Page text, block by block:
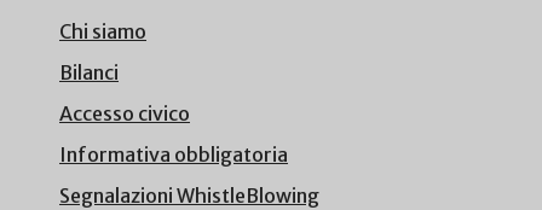
Chi siamo
Bilanci
Accesso civico
Informativa obbligatoria
Segnalazioni WhistleBlowing